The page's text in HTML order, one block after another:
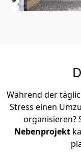
Während der
Stress einen
organisieren?
Nebenprojekt